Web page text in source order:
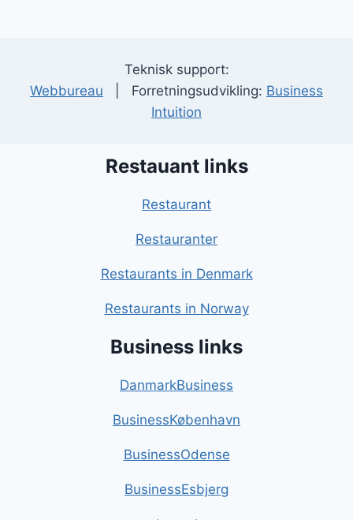
Teknisk support:
Webbureau | Forretningsudvikling: Business
Intuition
Restauant links
Restaurant
Restauranter
Restaurants in Denmark
Restaurants in Norway
Business links
DanmarkBusiness
BusinessKøbenhavn
BusinessOdense
BusinessEsbjerg